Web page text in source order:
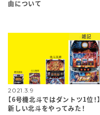
由について
雑記
2021.3.9
【6号機北斗ではダントツ1位！】
新しい北斗をやってみた！